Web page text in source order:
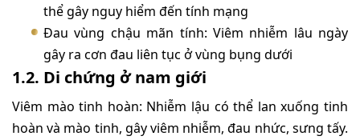
thể gây nguy hiểm đến tính mạng
Đau vùng chậu mãn tính: Viêm nhiễm lâu ngày
gây ra cơn đau liên tục ở vùng bụng dưới
1.2. Di chứng ở nam giới
Viêm mào tinh hoàn: Nhiễm lậu có thể lan xuống tinh
hoàn và mào tinh, gây viêm nhiễm, đau nhức, sưng tấy.